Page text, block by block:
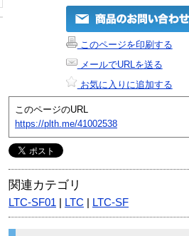
このページを印刷する
メールでURLを送る
お気に入りに追加する
このページのURL
https://plth.me/41002538
関連カテゴリ
LTC-SF01 LTC LTC-SF